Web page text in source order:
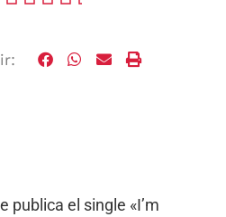
publica el single «I’m